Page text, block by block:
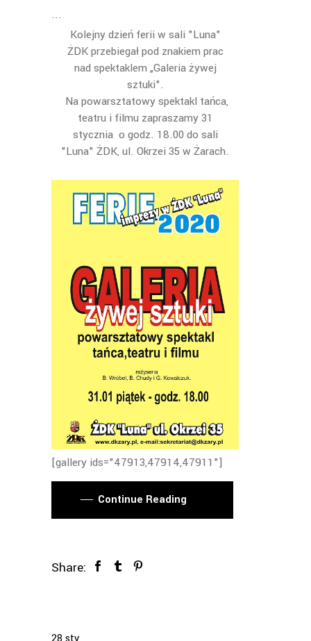
Kolejny dzień ferii w sali "Luna"
ŻDK przebiegał pod znakiem prac
nad spektaklem „Galeria żywej
sztuki".
Na powarsztatowy spektakl tańca,
teatru i filmu zapraszamy 31
stycznia o godz. 18.00 do sali
"Luna" ŻDK, ul. Okrzei 35 w Żarach.
[gallery ids="47913,47914,47911"]
Continue Reading
Share: